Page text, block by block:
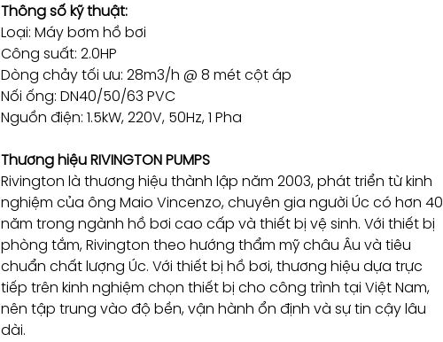
Thông số kỹ thuật:
Loại: Máy bơm hồ bơi
Công suất: 2.0HP
Dòng chảy tối ưu: 28m3/h @ 8 mét cột áp
Nối ống: DN40/50/63 PVC
Nguồn điện: 1.5kW, 220V, 50Hz, 1 Pha
Thương hiệu RIVINGTON PUMPS
Rivington là thương hiệu thành lập năm 2003, phát triển từ kinh
nghiệm của ông Maio Vincenzo, chuyên gia người Úc có hơn 40
năm trong ngành hồ bơi cao cấp và thiết bị vệ sinh. Với thiết bị
phòng tắm, Rivington theo hướng thẩm mỹ châu Âu và tiêu
chuẩn chất lượng Úc. Với thiết bị hồ bơi, thương hiệu dựa trực
tiếp trên kinh nghiệm chọn thiết bị cho công trình tại Việt Nam,
nên tập trung vào độ bền, vận hành ổn định và sự tin cậy lâu
dài.